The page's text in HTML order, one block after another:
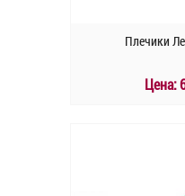
Плечики
Цена: